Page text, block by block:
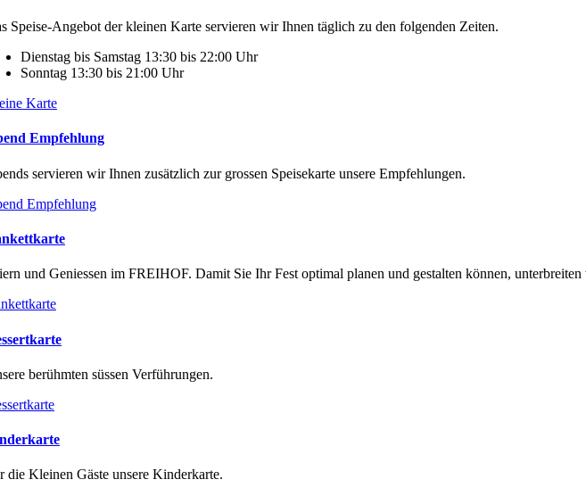
Speise-Angebot der kleinen Karte servieren wir Ihnen täglich zu den folgenden Zeiten.
Dienstag bis Samstag 13:30 bis 22:00 Uhr
Sonntag 13:30 bis 21:00 Uhr
Karte
Empfehlung
servieren wir Ihnen zusätzlich zur grossen Speisekarte unsere Empfehlungen.
Empfehlung
und Geniessen im FREIHOF. Damit Sie Ihr Fest optimal planen und gestalten können,
berühmten süssen Verführungen.
die Kleinen Gäste unsere Kinderkarte.